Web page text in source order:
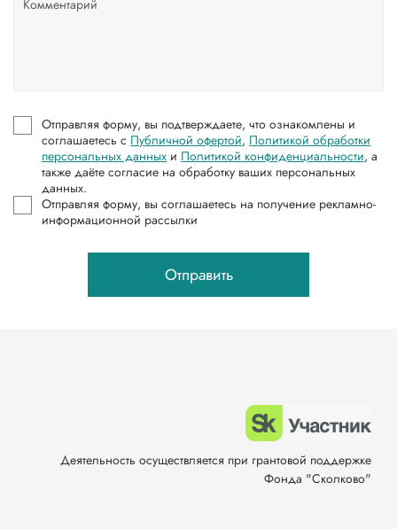
Отправляя форму, вы подтверждаете, что ознакомлены и
соглашаетесь с Публичной офертой, Политикой обработки
персональных данных и Политикой конфиденциальности, а
также даёте согласие на обработку ваших персональных
данных.
Отправляя форму, вы соглашаетесь на получение рекламно-
информационной рассылки
Отправить
Деятельность осуществляется при грантовой поддержке
Фонда "Сколково"